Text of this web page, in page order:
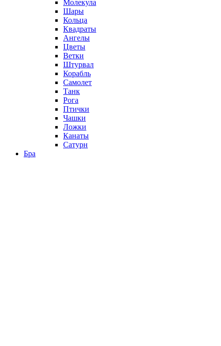
Молекула
Шары
Кольца
Квадраты
Ангелы
Цветы
Ветки
Штурвал
Корабль
Самолет
Танк
Рога
Птички
Чашки
Ложки
Канаты
Сатурн
Бра